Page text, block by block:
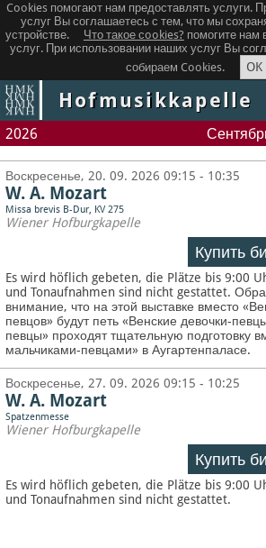
Cookies помогают нам предоставлять услуги.
услуг Вы соглашаетесь с тем, что мы
устройстве.
Что такое сookies? помогите нам
услуг. При использовании наших услуг Вы
собираем Cookies.
OK
Hofmusikkapelle
2026
Воскресенье, 20. 09. 2026 09:15 - 10:35
W. A. Mozart
Missa brevis B-Dur, KV 275
Wiener Hofburgkapelle
Купить
Es wird höflich gebeten, die Plätze bis 9:00
und Tonaufnahmen sind nicht gestattet.
внимание, что на этой выставке вместо
певцов» будут петь «Венские девочки-
певцы» проходят тщательную подготовку
мальчиками-певцами» в Аугартенпаласе.
Воскресенье, 27. 09. 2026 09:15 - 10:25
W. A. Mozart
Spatzenmesse
Wiener Hofburgkapelle
Купить
Es wird höflich gebeten, die Plätze bis 9:00
und Tonaufnahmen sind nicht gestattet.